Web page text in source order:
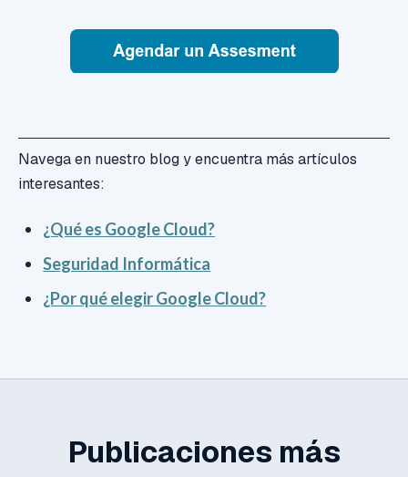
Navega en nuestro blog y encuentra más artículos
interesantes:
¿Qué es Google Cloud?
Seguridad Informática
¿Por qué elegir Google Cloud?
Publicaciones más